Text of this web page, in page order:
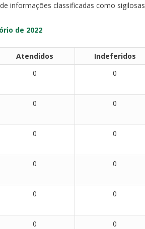
informações classificadas como sigilosas
de 2022
Atendidos
Indeferidos
0 0
0 0
0 0
0 0
0 0
0 0